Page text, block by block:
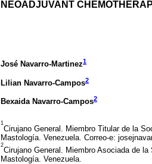
NEOADJUVANT
José Navarro-Martinez1
Lilian Navarro-Campos2
Bexaida Navarro-Campos2
1
Cirujano General. Miembro Titular de la
Mastología. Venezuela. Correo-e:
2
Cirujano General. Miembro Asociada de
Mastología. Venezuela.